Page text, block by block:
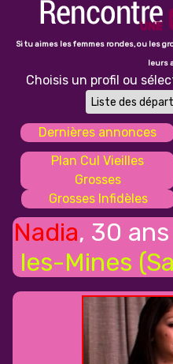
Si tu aimes les femmes rondes, ou les
leurs
Choisis un profil ou
Dernières annonces
Plan Cul Vieilles
Grosses
Grosses Infidèles
Nadia, 30
les-Mines